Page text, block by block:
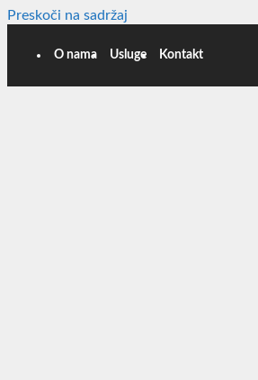
Preskoči na sadržaj
O nama Usluge Kontakt